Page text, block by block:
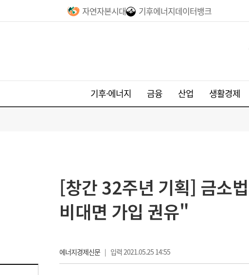
자연자본시대 기후에너지데이터뱅크
기후·에너지 금융 산업 생활경제
[창간 32주년 기획] 금소
비대면 가입 권유"
에너지경제신문| 입력 2021.05.25 14:55